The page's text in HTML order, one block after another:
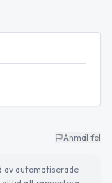
Anmäl fel
av automatiserade